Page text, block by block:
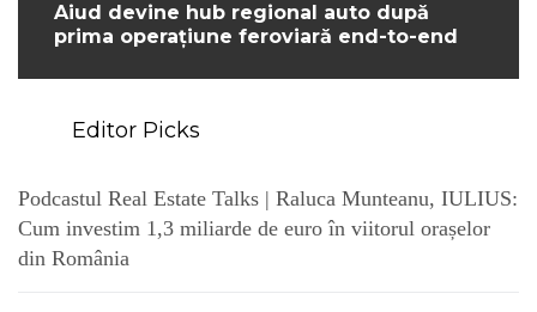
Aiud devine hub regional auto după
prima operațiune feroviară end-to-end
Editor Picks
Podcastul Real Estate Talks | Raluca Munteanu, IULIUS:
Cum investim 1,3 miliarde de euro în viitorul orașelor
din România